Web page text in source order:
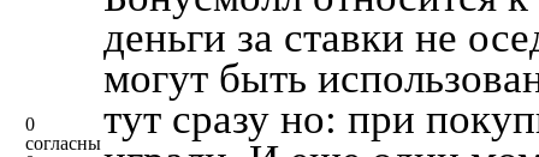
0
согласны
деньги за ставки не
могут быть
тут сразу но: при